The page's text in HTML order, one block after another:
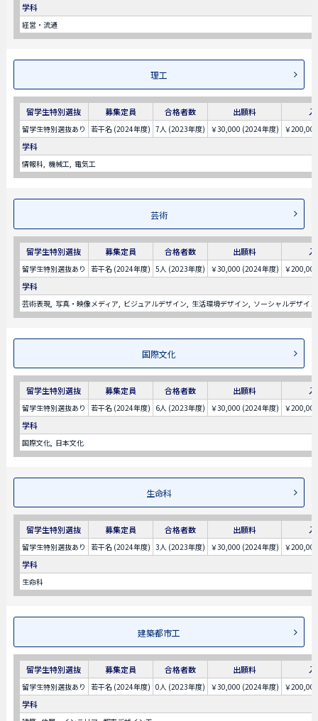
学科
経営・流通
理工
留学生特別選抜 募集定員 合格者数 出願料
留学生特別選抜あり 若干名 (2024年度) 7人 (2023年度) ￥30,000 (2024年度) ￥
学科
情報科 機械工 電気工
芸術
留学生特別選抜 募集定員 合格者数 出願料
留学生特別選抜あり 若干名 (2024年度) 5人 (2023年度) ￥30,000 (2024年度) ￥
学科
芸術表現 写真・映像メディア ビジュアルデザイン 生活環境デザイン ソーシャルデザイン
国際文化
留学生特別選抜 募集定員 合格者数 出願料
留学生特別選抜あり 若干名 (2024年度) 6人 (2023年度) ￥30,000 (2024年度) ￥
学科
国際文化 日本文化
生命科
留学生特別選抜 募集定員 合格者数 出願料
留学生特別選抜あり 若干名 (2024年度) 3人 (2023年度) ￥30,000 (2024年度) ￥
学科
生命科
建築都市工
留学生特別選抜 募集定員 合格者数 出願料
留学生特別選抜あり 若干名 (2024年度) 0人 (2023年度) ￥30,000 (2024年度) ￥
学科